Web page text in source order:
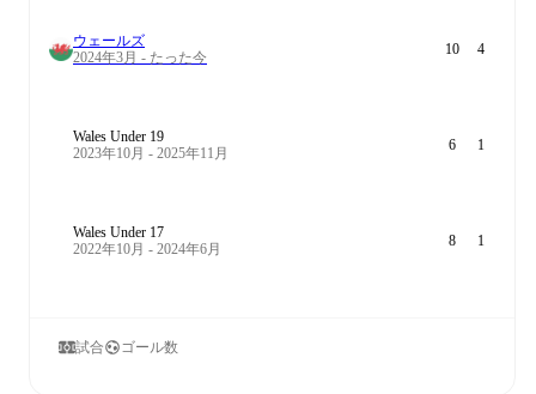
ウェールズ
2024年3月 - たった今
10 4
Wales Under 19
2023年10月 - 2025年11月
6 1
Wales Under 17
2022年10月 - 2024年6月
8 1
試合 ゴール数